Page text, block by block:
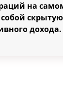
на
собой
дохода.